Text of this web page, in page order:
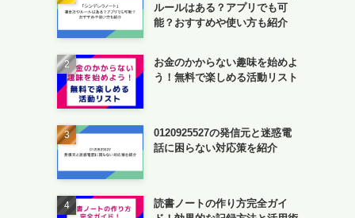
ルールはある？アプリでも可
能？おすすめや使い方も紹介
お金のかからない趣味を始めよ
う！無料で楽しめる活動リスト
0120925527の発信元と迷惑電
話に困らない対応策を紹介
読書ノートの作り方完全ガイ